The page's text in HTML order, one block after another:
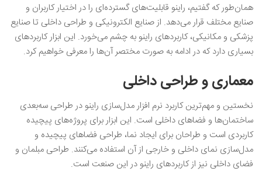
همان‌طور که گفتیم، راینو قابلیت‌های گسترده‌ای را در اختیار کاربران و
صنایع مختلف قرار می‌دهد. از صنایع الکترونیکی و طراحی داخلی تا صنایع
پزشکی و مکانیکی، کاربردهای راینو به چشم می‌خورد. این ابزار کاربردهای
بسیاری دارد که در ادامه به صورت مختصر آن‌ها را معرفی خواهیم کرد.
معماری و طراحی داخلی
نخستین و مهم‌ترین کاربرد نرم افزار مدل‌سازی راینو در طراحی سه‌بعدی
ساختمان‌ها و فضاهای داخلی است‌. این ابزار برای پروژه‌های پیچیده
کاربردی است و طراحان برای ایجاد نما، طراحی فضاهای پیچیده و
مدل‌سازی نمای داخلی و خارجی از آن استفاده می‌کنند. طراحی مبلمان و
فضای داخلی نیز از کاربردهای راینو در این صنعت است.